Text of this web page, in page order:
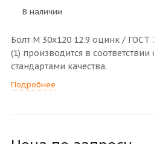
В наличии
Болт M 30x120 12.9 оцинк /
(1) производится в
стандартами качества.
Подробнее